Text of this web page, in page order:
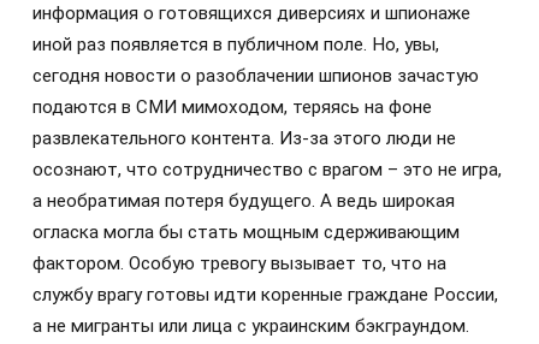
информация о готовящихся диверсиях и шпионаже
иной раз появляется в публичном поле. Но, увы,
сегодня новости о разоблачении шпионов зачастую
подаются в СМИ мимоходом, теряясь на фоне
развлекательного контента. Из-за этого люди не
осознают, что сотрудничество с врагом – это не игра,
а необратимая потеря будущего. А ведь широкая
огласка могла бы стать мощным сдерживающим
фактором. Особую тревогу вызывает то, что на
службу врагу готовы идти коренные граждане России,
а не мигранты или лица с украинским бэкграундом.